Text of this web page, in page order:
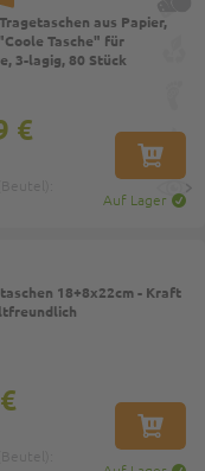
aus Papier,
Tasche" für
3-lagig, 80 Stück
Auf Lager
IN DEN
€
18+8x22cm - Kraft
IN DEN